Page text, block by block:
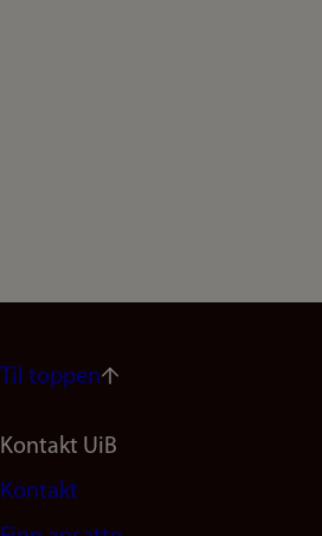
Til toppen
Footer
navigation
Kontakt UiB
Kontakt